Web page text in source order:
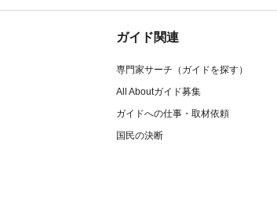
ガイド関連
専門家サーチ（ガイドを探す）
All Aboutガイド募集
ガイドへの仕事・取材依頼
国民の決断